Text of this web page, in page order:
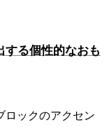
る個性的なおも
ロックのアクセン